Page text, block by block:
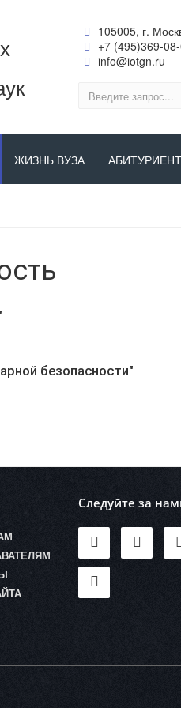
105005, г.
+7 (495)369-08-
info@iotgn.ru
ЖИЗНЬ ВУЗА
безопасности"
Следуйте за